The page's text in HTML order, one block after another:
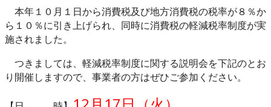
本年１０月１日から消費税及び地方消費税の税率が８％か
ら１０％に引き上げられ、同時に消費税の軽減税率制度が実
施されました。
つきましては、軽減税率制度に関する説明会を下記のとお
り開催しますので、事業者の方はぜひご参加ください。